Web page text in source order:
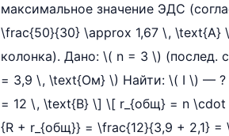
максимальное значение ЭДС
\frac{50}{30} \approx 1,67 \, \text{А}
колонка). Дано: \( n = 3 \)
= 3,9 \, \text{Ом} \) Найти: \( I \) — ?
= 12 \, \text{В} \] \[ r_{общ} = n
{R + r_{общ}} = \frac{12}{3,9 + 2,1}